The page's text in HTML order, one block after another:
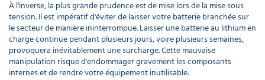
À l'inverse, la plus grande prudence est de mise lors de la mise sous
tension. Il est impératif d'éviter de laisser votre batterie branchée sur
le secteur de manière ininterrompue. Laisser une batterie au lithium en
charge continue pendant plusieurs jours, voire plusieurs semaines,
provoquera inévitablement une surcharge. Cette mauvaise
manipulation risque d'endommager gravement les composants
internes et de rendre votre équipement inutilisable.